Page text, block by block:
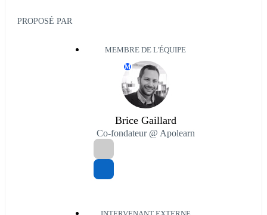
PROPOSÉ PAR
MEMBRE DE L'ÉQUIPE
M
Brice Gaillard
Co-fondateur @ Apolearn